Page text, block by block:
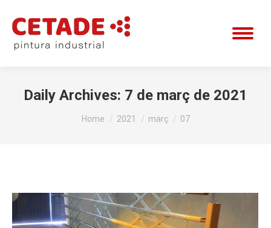
Daily Archives: 7 de març de 2021
You are here:
Home 2021 març 07